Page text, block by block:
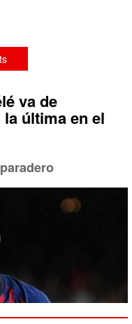
va de
última en el